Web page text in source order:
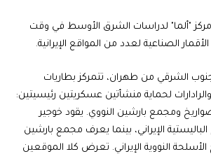
"ألما" لدراسات الشرق الأوسط في وقت
الصناعية لعدد من المواقع الإيرانية.
الشرقي من طهران، تتمركز بطاريات
لحماية منشأتين عسكريتين رئيسيتين:
ومجمع بارشين النووي. يقود خوجير
الباليستية الإيراني، بينما يعرف مجمع بارشين
الأسلحة النووية الإيراني. تعرض كلا الموقعين